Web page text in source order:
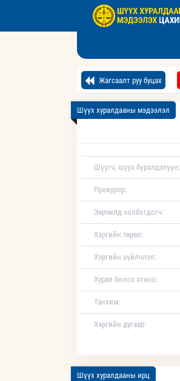
Жагсаалт руу буцах
Шүүх хуралдааны мэдээлэл
Шүүгч, шүүх бүрэлдэхүүн:
Прокурор:
Зөрчилд холбогдогч:
Хэргийн төрөл:
Хэргийн зүйлчлэл:
Хурал болох огноо:
Танхим:
Хэргийн дугаар:
Шүүх хуралдааны ирц